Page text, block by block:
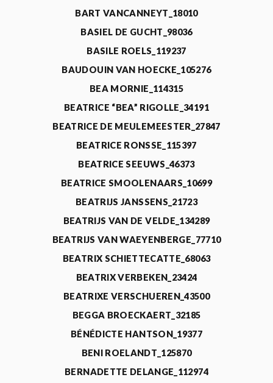
BART VANCANNEYT_18010
BASIEL DE GUCHT_98036
BASILE ROELS_119237
BAUDOUIN VAN HOECKE_105276
BEA MORNIE_114315
BEATRICE “BEA” RIGOLLE_34191
BEATRICE DE MEULEMEESTER_27847
BEATRICE RONSSE_115397
BEATRICE SEEUWS_46373
BEATRICE SMOOLENAARS_10699
BEATRIJS JANSSENS_21723
BEATRIJS VAN DE VELDE_134289
BEATRIJS VAN WAEYENBERGE_77710
BEATRIX SCHIETTECATTE_68063
BEATRIX VERBEKEN_23424
BEATRIXE VERSCHUEREN_43500
BEGGA BROECKAERT_32185
BÉNÉDICTE HANTSON_19377
BENI ROELANDT_125870
BERNADETTE DELANGE_112974